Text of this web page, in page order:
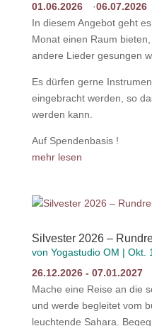
01.06.2026
06.07.2026
In diesem Angebot geht
Monat einen Raum
andere Lieder gesungen
Es dürfen gerne
eingebracht werden, so
werden kann.
Auf Spendenbasis !
mehr lesen
Silvester 2026 –
von Yogastudio OM | Okt.
26.12.2026 - 07.01.2027
Mache eine Reise an die
und werde begleitet vom
leuchtende Sahara.